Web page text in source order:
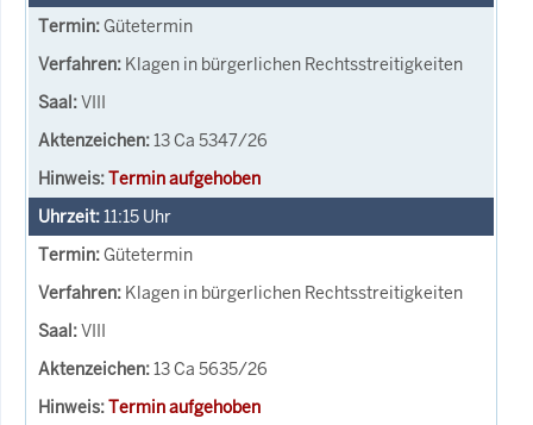
Gütetermin
Klagen in bürgerlichen Rechtsstreitigkeiten
VIII
13 Ca 5347/26
Termin aufgehoben
11:15 Uhr
Gütetermin
Klagen in bürgerlichen Rechtsstreitigkeiten
VIII
13 Ca 5635/26
Termin aufgehoben